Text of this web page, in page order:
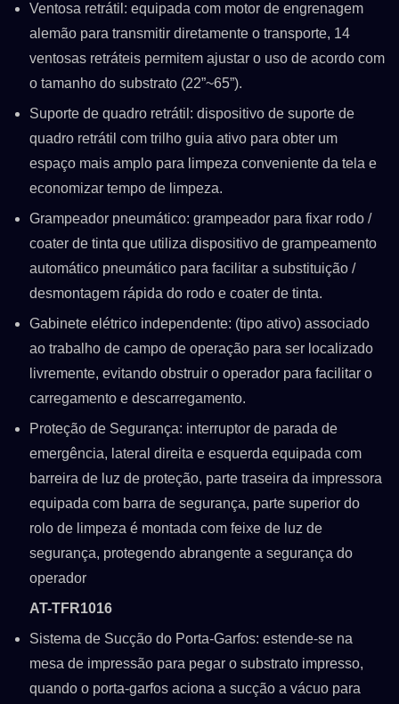
Ventosa retrátil: equipada com motor de engrenagem
alemão para transmitir diretamente o transporte, 14
ventosas retráteis permitem ajustar o uso de acordo com
o tamanho do substrato (22”~65”).
Suporte de quadro retrátil: dispositivo de suporte de
quadro retrátil com trilho guia ativo para obter um
espaço mais amplo para limpeza conveniente da tela e
economizar tempo de limpeza.
Grampeador pneumático: grampeador para fixar rodo /
coater de tinta que utiliza dispositivo de grampeamento
automático pneumático para facilitar a substituição /
desmontagem rápida do rodo e coater de tinta.
Gabinete elétrico independente: (tipo ativo) associado
ao trabalho de campo de operação para ser localizado
livremente, evitando obstruir o operador para facilitar o
carregamento e descarregamento.
Proteção de Segurança: interruptor de parada de
emergência, lateral direita e esquerda equipada com
barreira de luz de proteção, parte traseira da impressora
equipada com barra de segurança, parte superior do
rolo de limpeza é montada com feixe de luz de
segurança, protegendo abrangente a segurança do
operador
AT-TFR1016
Sistema de Sucção do Porta-Garfos: estende-se na
mesa de impressão para pegar o substrato impresso,
quando o porta-garfos aciona a sucção a vácuo para